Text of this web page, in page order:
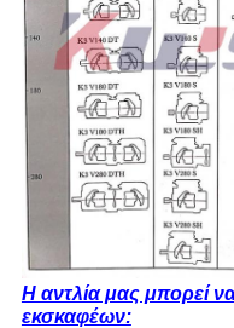
Η αντλία μας μπορεί
εκσκαφέων: